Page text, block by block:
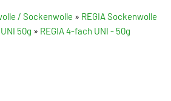
/ Sockenwolle » REGIA Sockenwolle
50g » REGIA 4-fach UNI - 50g